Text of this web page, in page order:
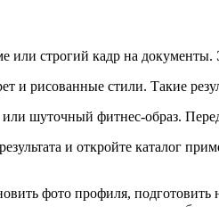
или строгий кадр на
и рисованные стили. Такие
шуточный фитнес-образ.
и откройте каталог
фото профиля,